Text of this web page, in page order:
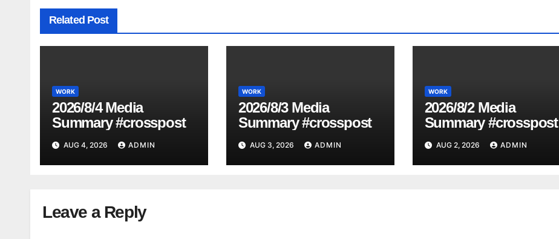
Related Post
WORK
2026/8/4 Media
Summary #crosspost
AUG 4, 2026 ADMIN
WORK
2026/8/3 Media
Summary #crosspost
AUG 3, 2026 ADMIN
WORK
2026/8/2 Media
Summary #crosspost
AUG 2, 2026 ADMIN
Leave a Reply